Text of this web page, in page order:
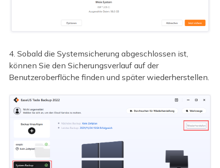
4. Sobald die Systemsicherung abgeschlossen ist,
können Sie den Sicherungsverlauf auf der
Benutzeroberfläche finden und später wiederherstellen.